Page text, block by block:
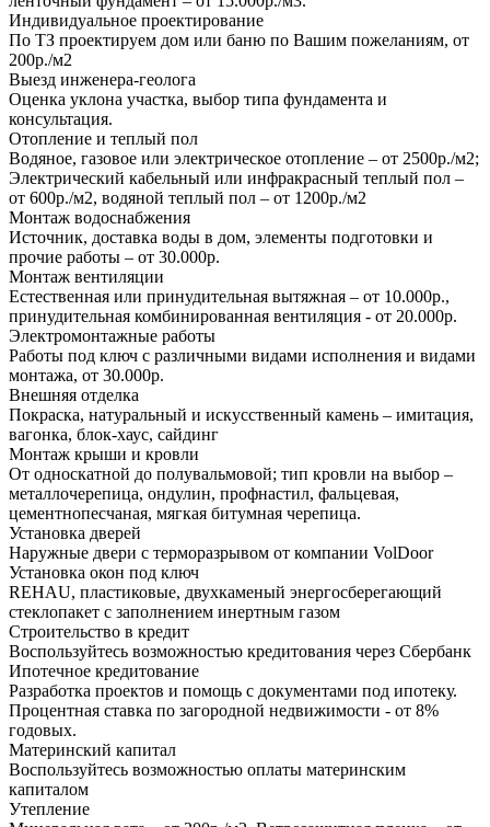
Индивидуальное проектирование
По ТЗ проектируем дом или баню по Вашим пожеланиям, от
200р./м2
Выезд инженера-геолога
Оценка уклона участка, выбор типа фундамента и
консультация.
Отопление и теплый пол
Водяное, газовое или электрическое отопление – от 2500р./м2;
Электрический кабельный или инфракрасный теплый пол –
от 600р./м2, водяной теплый пол – от 1200р./м2
Монтаж водоснабжения
Источник, доставка воды в дом, элементы подготовки и
прочие работы – от 30.000р.
Монтаж вентиляции
Естественная или принудительная вытяжная – от 10.000р.,
принудительная комбинированная вентиляция - от 20.000р.
Электромонтажные работы
Работы под ключ с различными видами исполнения и видами
монтажа, от 30.000р.
Внешняя отделка
Покраска, натуральный и искусственный камень – имитация,
вагонка, блок-хаус, сайдинг
Монтаж крыши и кровли
От односкатной до полувальмовой; тип кровли на выбор –
металлочерепица, ондулин, профнастил, фальцевая,
цементнопесчаная, мягкая битумная черепица.
Установка дверей
Наружные двери с терморазрывом от компании VolDoor
Установка окон под ключ
REHAU, пластиковые, двухкаменый энергосберегающий
стеклопакет с заполнением инертным газом
Строительство в кредит
Воспользуйтесь возможностью кредитования через Сбербанк
Ипотечное кредитование
Разработка проектов и помощь с документами под ипотеку.
Процентная ставка по загородной недвижимости - от 8%
годовых.
Материнский капитал
Воспользуйтесь возможностью оплаты материнским
капиталом
Утепление